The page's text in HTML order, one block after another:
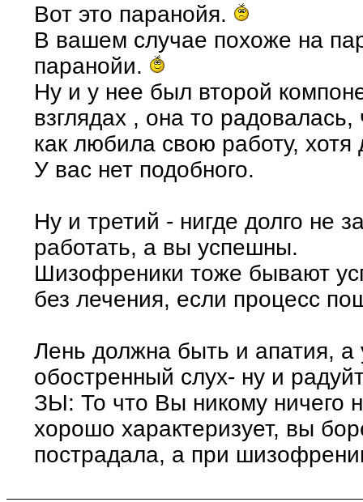
Вот это паранойя.
В вашем случае похоже на
паранойи.
Ну и у нее был второй
взглядах , она то
как любила свою работу,
У вас нет подобного.
Ну и третий - нигде долго не
работать, а вы успешны.
Шизофреники тоже бывают
без лечения, если процесс
Лень должна быть и апатия, а
обостренный слух- ну и
ЗЫ: То что Вы никому ничего
хорошо характеризует, вы
пострадала, а при